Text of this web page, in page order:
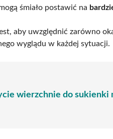
śmiało postawić na
aby uwzględnić zarówno
wyglądu w każdej sytuacji.
wierzchnie do sukienki